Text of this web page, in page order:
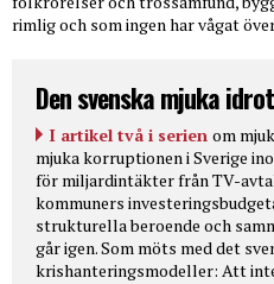
rimlig och som ingen har vågat
Den svenska mjuka
I artikel två i serien om
mjuka korruptionen i Sverige
för miljardintäkter från TV-
kommuners
strukturella beroende och
går igen. Som möts med det
krishanteringsmodeller: Att